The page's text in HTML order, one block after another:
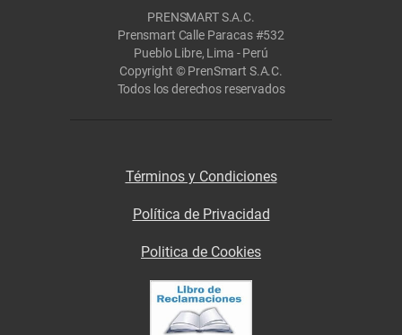
PRENSMART S.A.C.
Prensmart Calle Paracas #532
Pueblo Libre, Lima - Perú
Copyright © PrenSmart S.A.C.
Todos los derechos reservados
Términos y Condiciones
Política de Privacidad
Politica de Cookies